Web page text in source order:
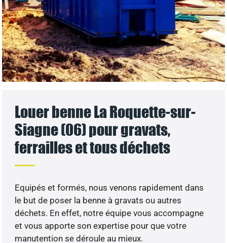
Louer benne La Roquette-sur-
Siagne (06) pour gravats,
ferrailles et tous déchets
Equipés et formés, nous venons rapidement dans
le but de poser la benne à gravats ou autres
déchets. En effet, notre équipe vous accompagne
et vous apporte son expertise pour que votre
manutention se déroule au mieux.